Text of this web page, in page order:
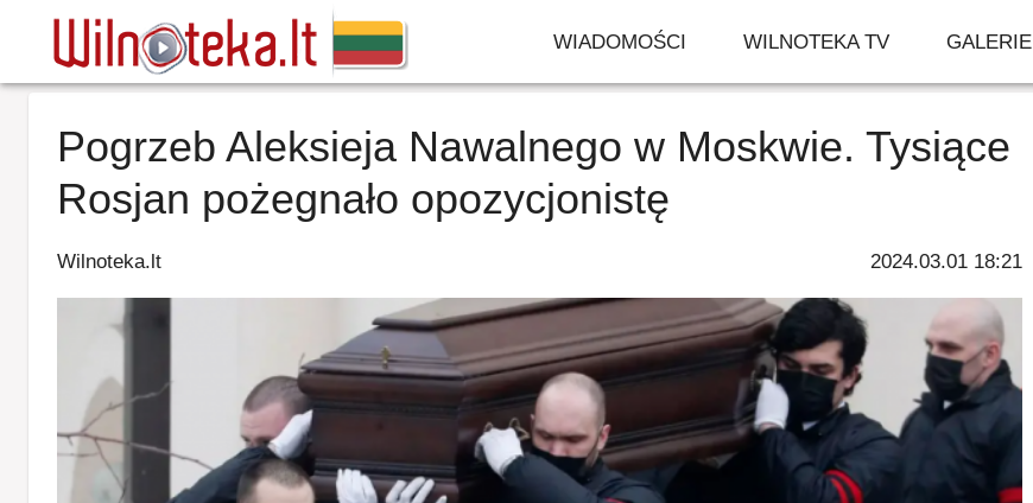
WIADOMOŚCI WILNOTEKA TV GALERIE
Pogrzeb Aleksieja Nawalnego w Moskwie. Tysiące
Rosjan pożegnało opozycjonistę
Wilnoteka.lt 2024.03.01 18:21